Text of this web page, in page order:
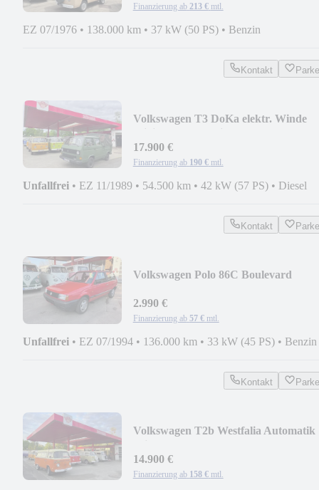
Finanzierung ab 213 € mtl.
EZ 07/1976 • 138.000 km • 37 kW (50 PS) • Benzin
Kontakt
Volkswagen T3 DoKa elektr. Winde
17.900 €
Finanzierung ab 190 € mtl.
Unfallfrei • EZ 11/1989 • 54.500 km • 42 kW (57 PS) • Diesel
Kontakt
Volkswagen Polo 86C Boulevard
2.990 €
Finanzierung ab 57 € mtl.
Unfallfrei • EZ 07/1994 • 136.000 km • 33 kW (45 PS) • Benzin
Kontakt
Volkswagen T2b Westfalia Automatik
14.900 €
Finanzierung ab 158 € mtl.